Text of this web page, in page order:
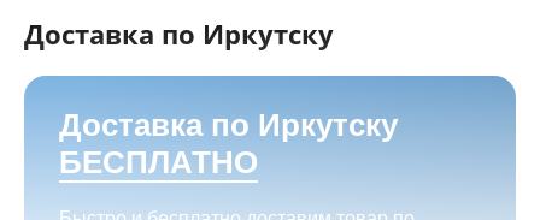
Как оплатить:
Наличными, пластиковой картой, кредитной
картой и картой ХАЛВА в кассе нашего
магазина по адресуг. Иркутск, ул. Баррикад
24а, Мотосалон БАРС
Переводом на корпоративную карту
Доставка по Иркутску
Доставка по Иркутску
БЕСПЛАТНО